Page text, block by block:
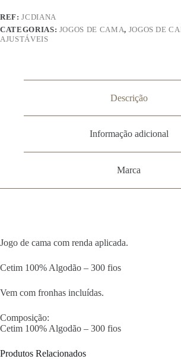
REF:JCDIANA
CATEGORIAS: JOGOS DE CAMA, JOGOS DE
AJUSTÁVEIS
Descrição
Informação adicional
Marca
Jogo de cama com renda aplicada.
Cetim 100% Algodão – 300 fios
Vem com fronhas incluídas.
Composição:
Cetim 100% Algodão – 300 fios
Produtos Relacionados